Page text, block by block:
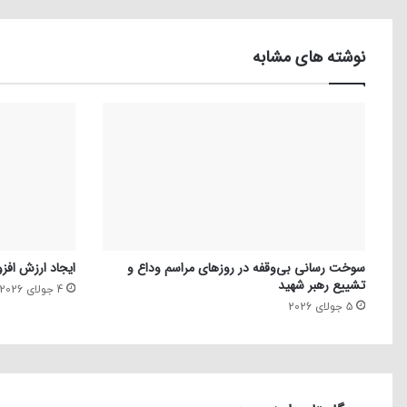
نوشته های مشابه
سوخت رسانی بی‌وقفه در روز‌های مراسم وداع و
تشییع رهبر شهید
5 جولای 2026
ایجاد ارزش
4 جولای 2026